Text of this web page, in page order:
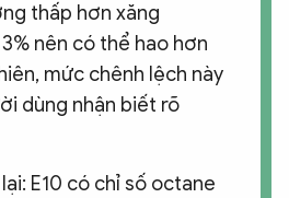
thấp hơn xăng
nên có thể hao hơn
mức chênh lệch này
dùng nhận biết rõ
E10 có chỉ số octane